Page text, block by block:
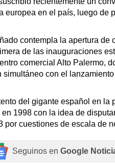
europea en el país, luego de
contempla la apertura de
de las inauguraciones
comercial Alto Palermo,
simultáneo con el
del gigante español en la
1998 con la idea de
por cuestiones de escala de
Seguinos en Google